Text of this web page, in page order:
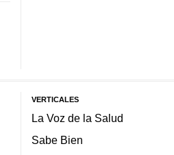
VERTICALES
La Voz de la Salud
Sabe Bien